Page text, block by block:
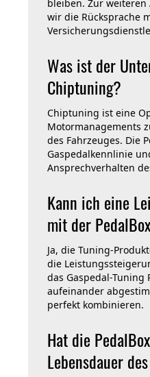
bleiben. Zur
wir die Rücksprache
Was ist der
Chiptuning?
Chiptuning ist eine
Motormanagements
des Fahrzeuges. Die
Gaspedalkennlinie
Ansprechverhalten
Kann ich eine
mit der
Ja, die Tuning-
die
das Gaspedal-Tuning
aufeinander
perfekt kombinieren.
Hat die
Lebensdauer